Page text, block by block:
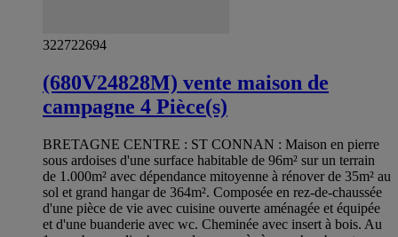
322722694
(680V24828M) vente maison de
campagne 4 Pièce(s)
BRETAGNE CENTRE : ST CONNAN : Maison en pierre
sous ardoises d'une surface habitable de 96m² sur un terrain
de 1.000m² avec dépendance mitoyenne à rénover de 35m² au
sol et grand hangar de 364m². Composée en rez-de-chaussée
d'une pièce de vie avec cuisine ouverte aménagée et équipée
et d'une buanderie avec wc. Cheminée avec insert à bois. Au